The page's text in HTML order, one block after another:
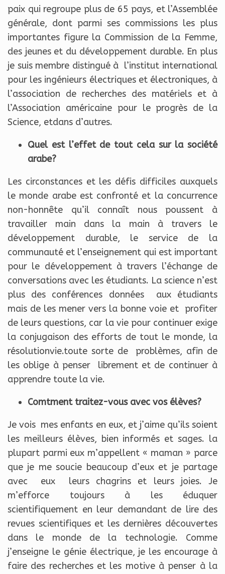
paix qui regroupe plus de 65 pays, et l’Assemblée
générale, dont parmi ses commissions les plus
importantes figure la Commission de la Femme,
des jeunes et du développement durable. En plus
je suis membre distingué à l’institut international
pour les ingénieurs électriques et électroniques, à
l’association de recherches des matériels et à
l’Association américaine pour le progrès de la
Science, etdans d’autres.
Quel est l’effet de tout cela sur la société
arabe?
Les circonstances et les défis difficiles auxquels
le monde arabe est confronté et la concurrence
non-honnête qu’il connaît nous poussent à
travailler main dans la main à travers le
développement durable, le service de la
communauté et l’enseignement qui est important
pour le développement à travers l’échange de
conversations avec les étudiants. La science n’est
plus des conférences données aux étudiants
mais de les mener vers la bonne voie et profiter
de leurs questions, car la vie pour continuer exige
la conjugaison des efforts de tout le monde, la
résolutionvie.toute sorte de problèmes, afin de
les oblige à penser librement et de continuer à
apprendre toute la vie.
Comtment traitez-vous avec vos élèves?
Je vois mes enfants en eux, et j’aime qu’ils soient
les meilleurs élèves, bien informés et sages. la
plupart parmi eux m’appellent « maman » parce
que je me soucie beaucoup d’eux et je partage
avec eux leurs chagrins et leurs joies. Je
m’efforce toujours à les éduquer
scientifiquement en leur demandant de lire des
revues scientifiques et les dernières découvertes
dans le monde de la technologie. Comme
j’enseigne le génie électrique, je les encourage à
faire des recherches et les motive à penser à la